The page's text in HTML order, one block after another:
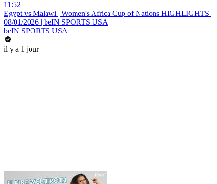
11:52
Egypt vs Malawi | Women's Africa Cup of Nations HIGHLIGHTS |
08/01/2026 | beIN SPORTS USA
beIN SPORTS USA
il y a 1 jour